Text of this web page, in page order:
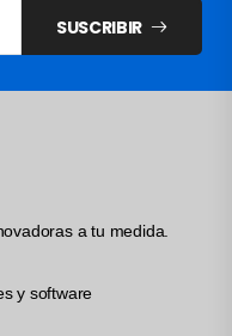
SUSCRIBIR
a tu medida.
y software